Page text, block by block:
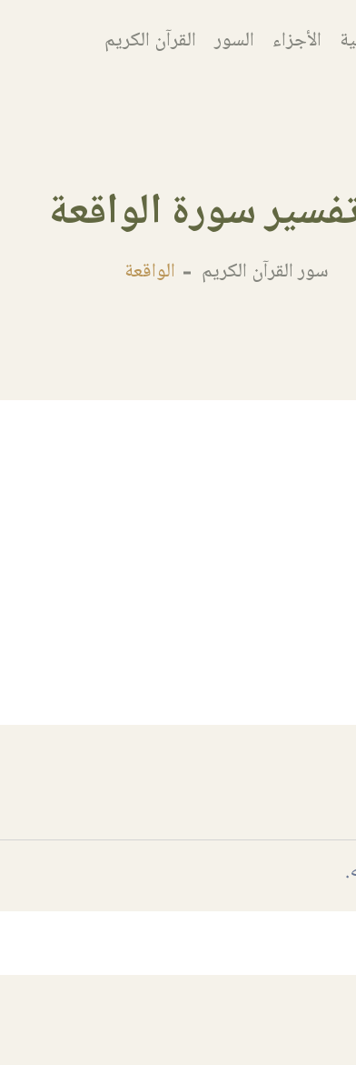
الأجزاء السور القرآن الكريم
سورة الواقعة
سور القرآن الكريم الواقعة